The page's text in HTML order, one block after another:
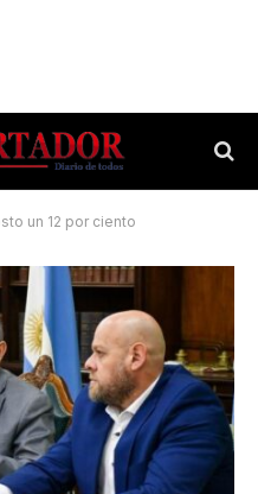
un 12 por ciento